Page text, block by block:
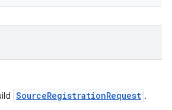
SourceRegistrationRequest .